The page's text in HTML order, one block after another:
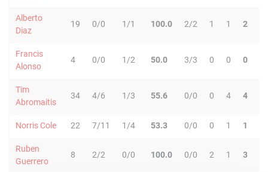
Alberto
Diaz
19 0/0 1/1 100.0 2/2 1 1 2
Francis
Alonso
4 0/0 1/2 50.0 3/3 0 0 0
Tim
Abromaitis
34 4/6 1/3 55.6 0/0 0 4 4
Norris Cole 22 7/11 1/4 53.3 0/0 0 1 1
Ruben
Guerrero
8 2/2 0/0 100.0 0/0 2 1 3